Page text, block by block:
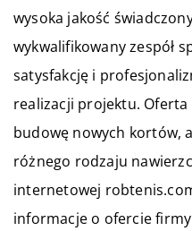
wysoka jakość
wykwalifikowany zespół
satysfakcję i
realizacji projektu.
budowę nowych kortów,
różnego rodzaju
internetowej
informacje o ofercie